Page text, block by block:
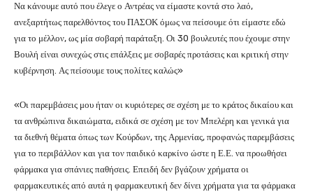
Να κάνουμε αυτό που έλεγε ο Αντρέας να είμαστε κοντά στο λαό,
ανεξαρτήτως παρελθόντος του ΠΑΣΟΚ όμως να πείσουμε ότι είμαστε εδώ
για το μέλλον, ως μία σοβαρή παράταξη. Οι 30 βουλευτές που έχουμε στην
Βουλή είναι συνεχώς στις επάλξεις με σοβαρές προτάσεις και κριτική στην
κυβέρνηση. Ας πείσουμε τους πολίτες καλώς»
«Οι παρεμβάσεις μου ήταν οι κυριότερες σε σχέση με το κράτος δικαίου και
τα ανθρώπινα δικαιώματα, ειδικά σε σχέση με τον Μπελέρη και γενικά για
τα διεθνή θέματα όπως των Κούρδων, της Αρμενίας, προφανώς παρεμβάσεις
για το περιβάλλον και για τον παιδικό καρκίνο ώστε η Ε.Ε. να προωθήσει
φάρμακα για σπάνιες παθήσεις. Επειδή δεν βγάζουν χρήματα οι
φαρμακευτικές από αυτά η φαρμακευτική δεν δίνει χρήματα για τα φάρμακα